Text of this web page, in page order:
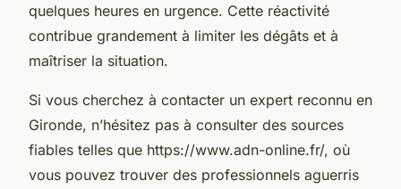
quelques heures en urgence. Cette réactivité
contribue grandement à limiter les dégâts et à
maîtriser la situation.
Si vous cherchez à contacter un expert reconnu en
Gironde, n’hésitez pas à consulter des sources
fiables telles que https://www.adn-online.fr/, où
vous pouvez trouver des professionnels aguerris